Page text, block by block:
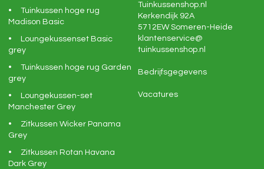
Tuinkussen hoge rug
Madison Basic
Loungekussenset Basic
grey
Tuinkussen hoge rug Garden
grey
Loungekussen-set
Manchester Grey
Zitkussen Wicker Panama
Grey
Zitkussen Rotan Havana
Dark Grey
Tuinkussenshop.nl
Kerkendijk 92A
5712EW Someren-Heide
klantenservice@
tuinkussenshop.nl
Bedrijfsgegevens
Vacatures